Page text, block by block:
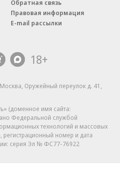
Обратная связь
Правовая информация
E-mail рассылки
18+
Оружейный переулок д. 41,
(доменное имя сайта:
Федеральной службой
технологий и массовых
номер и дата
серия Эл № ФС77-76922